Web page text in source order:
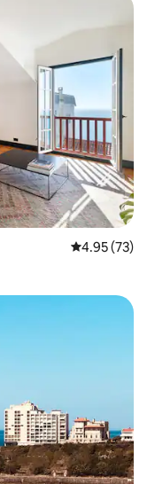
レビュー73
4.95 (73)